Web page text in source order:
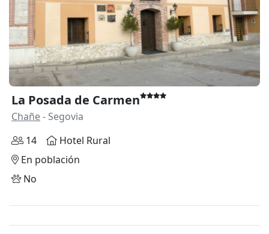
La Posada de Carmen
Chañe- Segovia
14
Hotel Rural
En población
No